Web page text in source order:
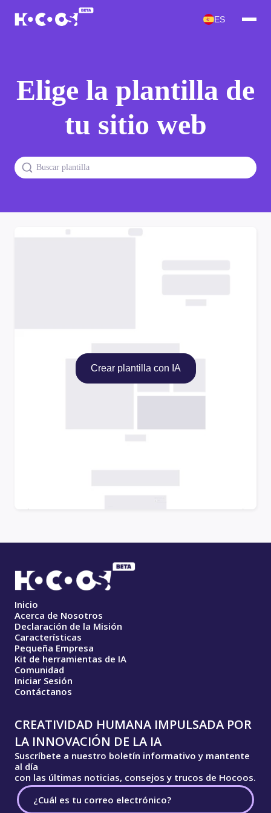
ES
Elige la plantilla de
tu sitio web
Crear plantilla con IA
Inicio
Acerca de Nosotros
Declaración de la Misión
Características
Pequeña Empresa
Kit de herramientas de IA
Comunidad
Iniciar Sesión
Contáctanos
CREATIVIDAD HUMANA IMPULSADA POR
LA INNOVACIÓN DE LA IA
Suscríbete a nuestro boletín informativo y mantente
al día
con las últimas noticias, consejos y trucos de Hocoos.